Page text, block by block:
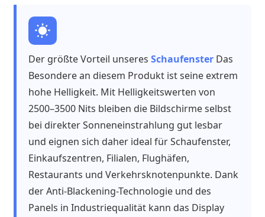
Der größte Vorteil unseres SchaufensterDas
Besondere an diesem Produkt ist seine extrem
hohe Helligkeit. Mit Helligkeitswerten von
2500–3500 Nits bleiben die Bildschirme selbst
bei direkter Sonneneinstrahlung gut lesbar
und eignen sich daher ideal für Schaufenster,
Einkaufszentren, Filialen, Flughäfen,
Restaurants und Verkehrsknotenpunkte. Dank
der Anti-Blackening-Technologie und des
Panels in Industriequalität kann das Display